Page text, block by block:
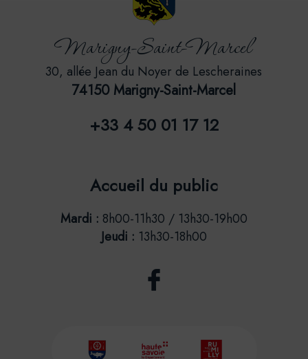
Marigny-Saint-Marcel
30, allée Jean du Noyer de Lescheraines
74150 Marigny-Saint-Marcel
+33 4 50 01 17 12
Accueil du public
Mardi : 8h00-11h30 / 13h30-19h00
Jeudi : 13h30-18h00